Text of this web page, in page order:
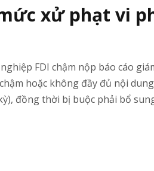
xử phạt vi
FDI chậm nộp báo cáo
hoặc không đầy đủ nội
đồng thời bị buộc phải bổ